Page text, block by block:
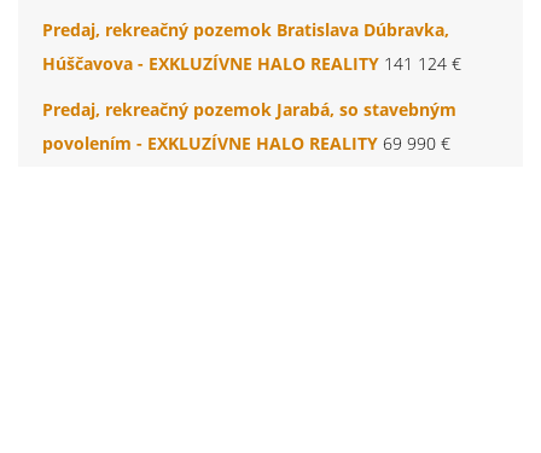
Predaj, rekreačný pozemok Bratislava Dúbravka,
Húščavova - EXKLUZÍVNE HALO REALITY 141 124 €
Predaj, rekreačný pozemok Jarabá, so stavebným
povolením - EXKLUZÍVNE HALO REALITY 69 990 €